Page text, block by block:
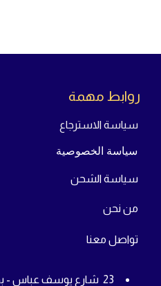
روابط مهمة
سياسة الاسترجاع
سياسة الخصوصية
سياسة الشحن
من نحن
تواصل معنا
23 شارع يوسف عباس -